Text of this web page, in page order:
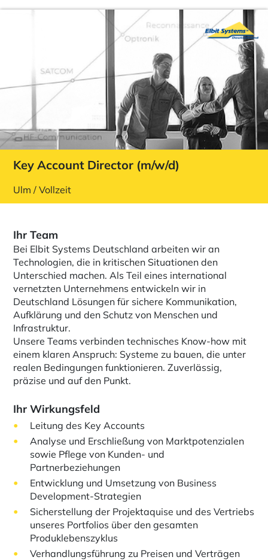
Key Account Director (m/w/d)
Ulm / Vollzeit
Ihr Team
Bei Elbit Systems Deutschland arbeiten wir an
Technologien, die in kritischen Situationen den
Unterschied machen. Als Teil eines international
vernetzten Unternehmens entwickeln wir in
Deutschland Lösungen für sichere Kommunikation,
Aufklärung und den Schutz von Menschen und
Infrastruktur.
Unsere Teams verbinden technisches Know-how mit
einem klaren Anspruch: Systeme zu bauen, die unter
realen Bedingungen funktionieren. Zuverlässig,
präzise und auf den Punkt.
Ihr Wirkungsfeld
Leitung des Key Accounts
Analyse und Erschließung von Marktpotenzialen
sowie Pflege von Kunden- und
Partnerbeziehungen
Entwicklung und Umsetzung von Business
Development-Strategien
Sicherstellung der Projektaquise und des Vertriebs
unseres Portfolios über den gesamten
Produklebenszyklus
Verhandlungsführung zu Preisen und Verträgen